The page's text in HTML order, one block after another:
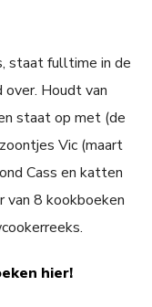
staat fulltime in de
Houdt van
staat op met (de
Vic (maart
Cass en katten
van 8 kookboeken
hier!